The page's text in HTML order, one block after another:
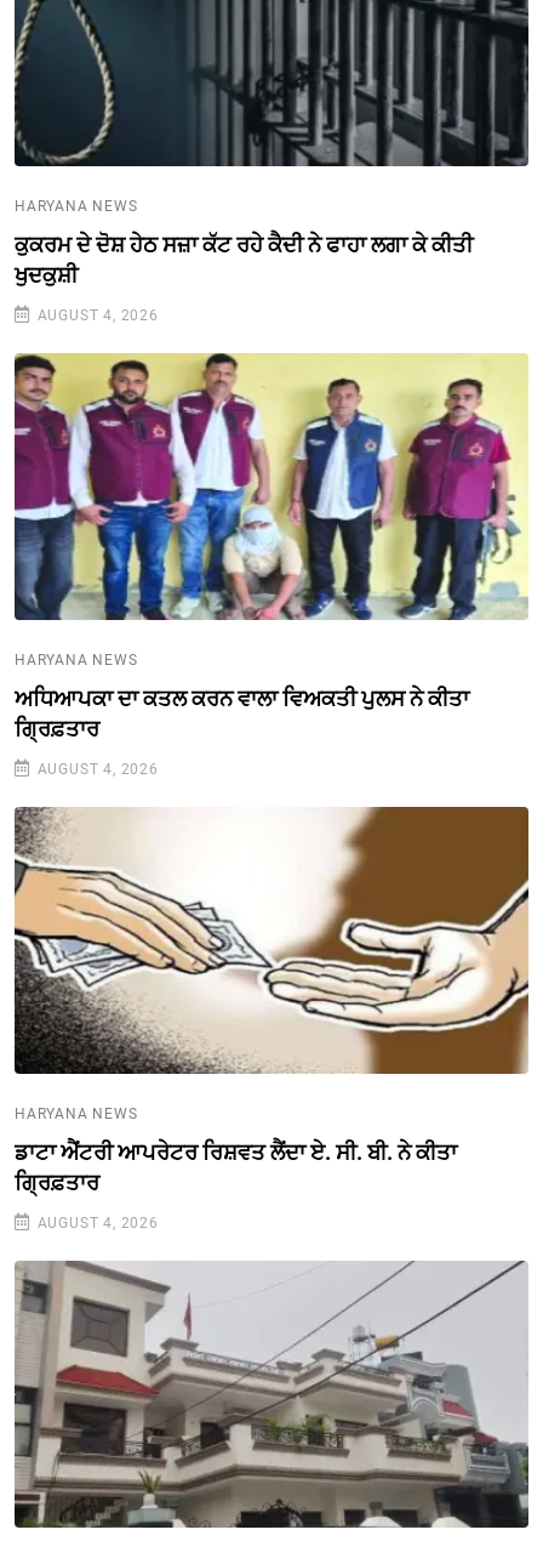
HARYANA NEWS
ਕੁਕਰਮ ਦੇ ਦੋਸ਼ ਹੇਠ ਸਜ਼ਾ ਕੱਟ ਰਹੇ ਕੈਦੀ ਨੇ ਫਾਹਾ ਲਗਾ ਕੇ ਕੀਤੀ
ਖੁਦਕੁਸ਼ੀ
AUGUST 4, 2026
HARYANA NEWS
ਅਧਿਆਪਕਾ ਦਾ ਕਤਲ ਕਰਨ ਵਾਲਾ ਵਿਅਕਤੀ ਪੁਲਸ ਨੇ ਕੀਤਾ
ਗ੍ਰਿਫ਼ਤਾਰ
AUGUST 4, 2026
HARYANA NEWS
ਡਾਟਾ ਐਂਟਰੀ ਆਪਰੇਟਰ ਰਿਸ਼ਵਤ ਲੈਂਦਾ ਏ. ਸੀ. ਬੀ. ਨੇ ਕੀਤਾ
ਗ੍ਰਿਫ਼ਤਾਰ
AUGUST 4, 2026